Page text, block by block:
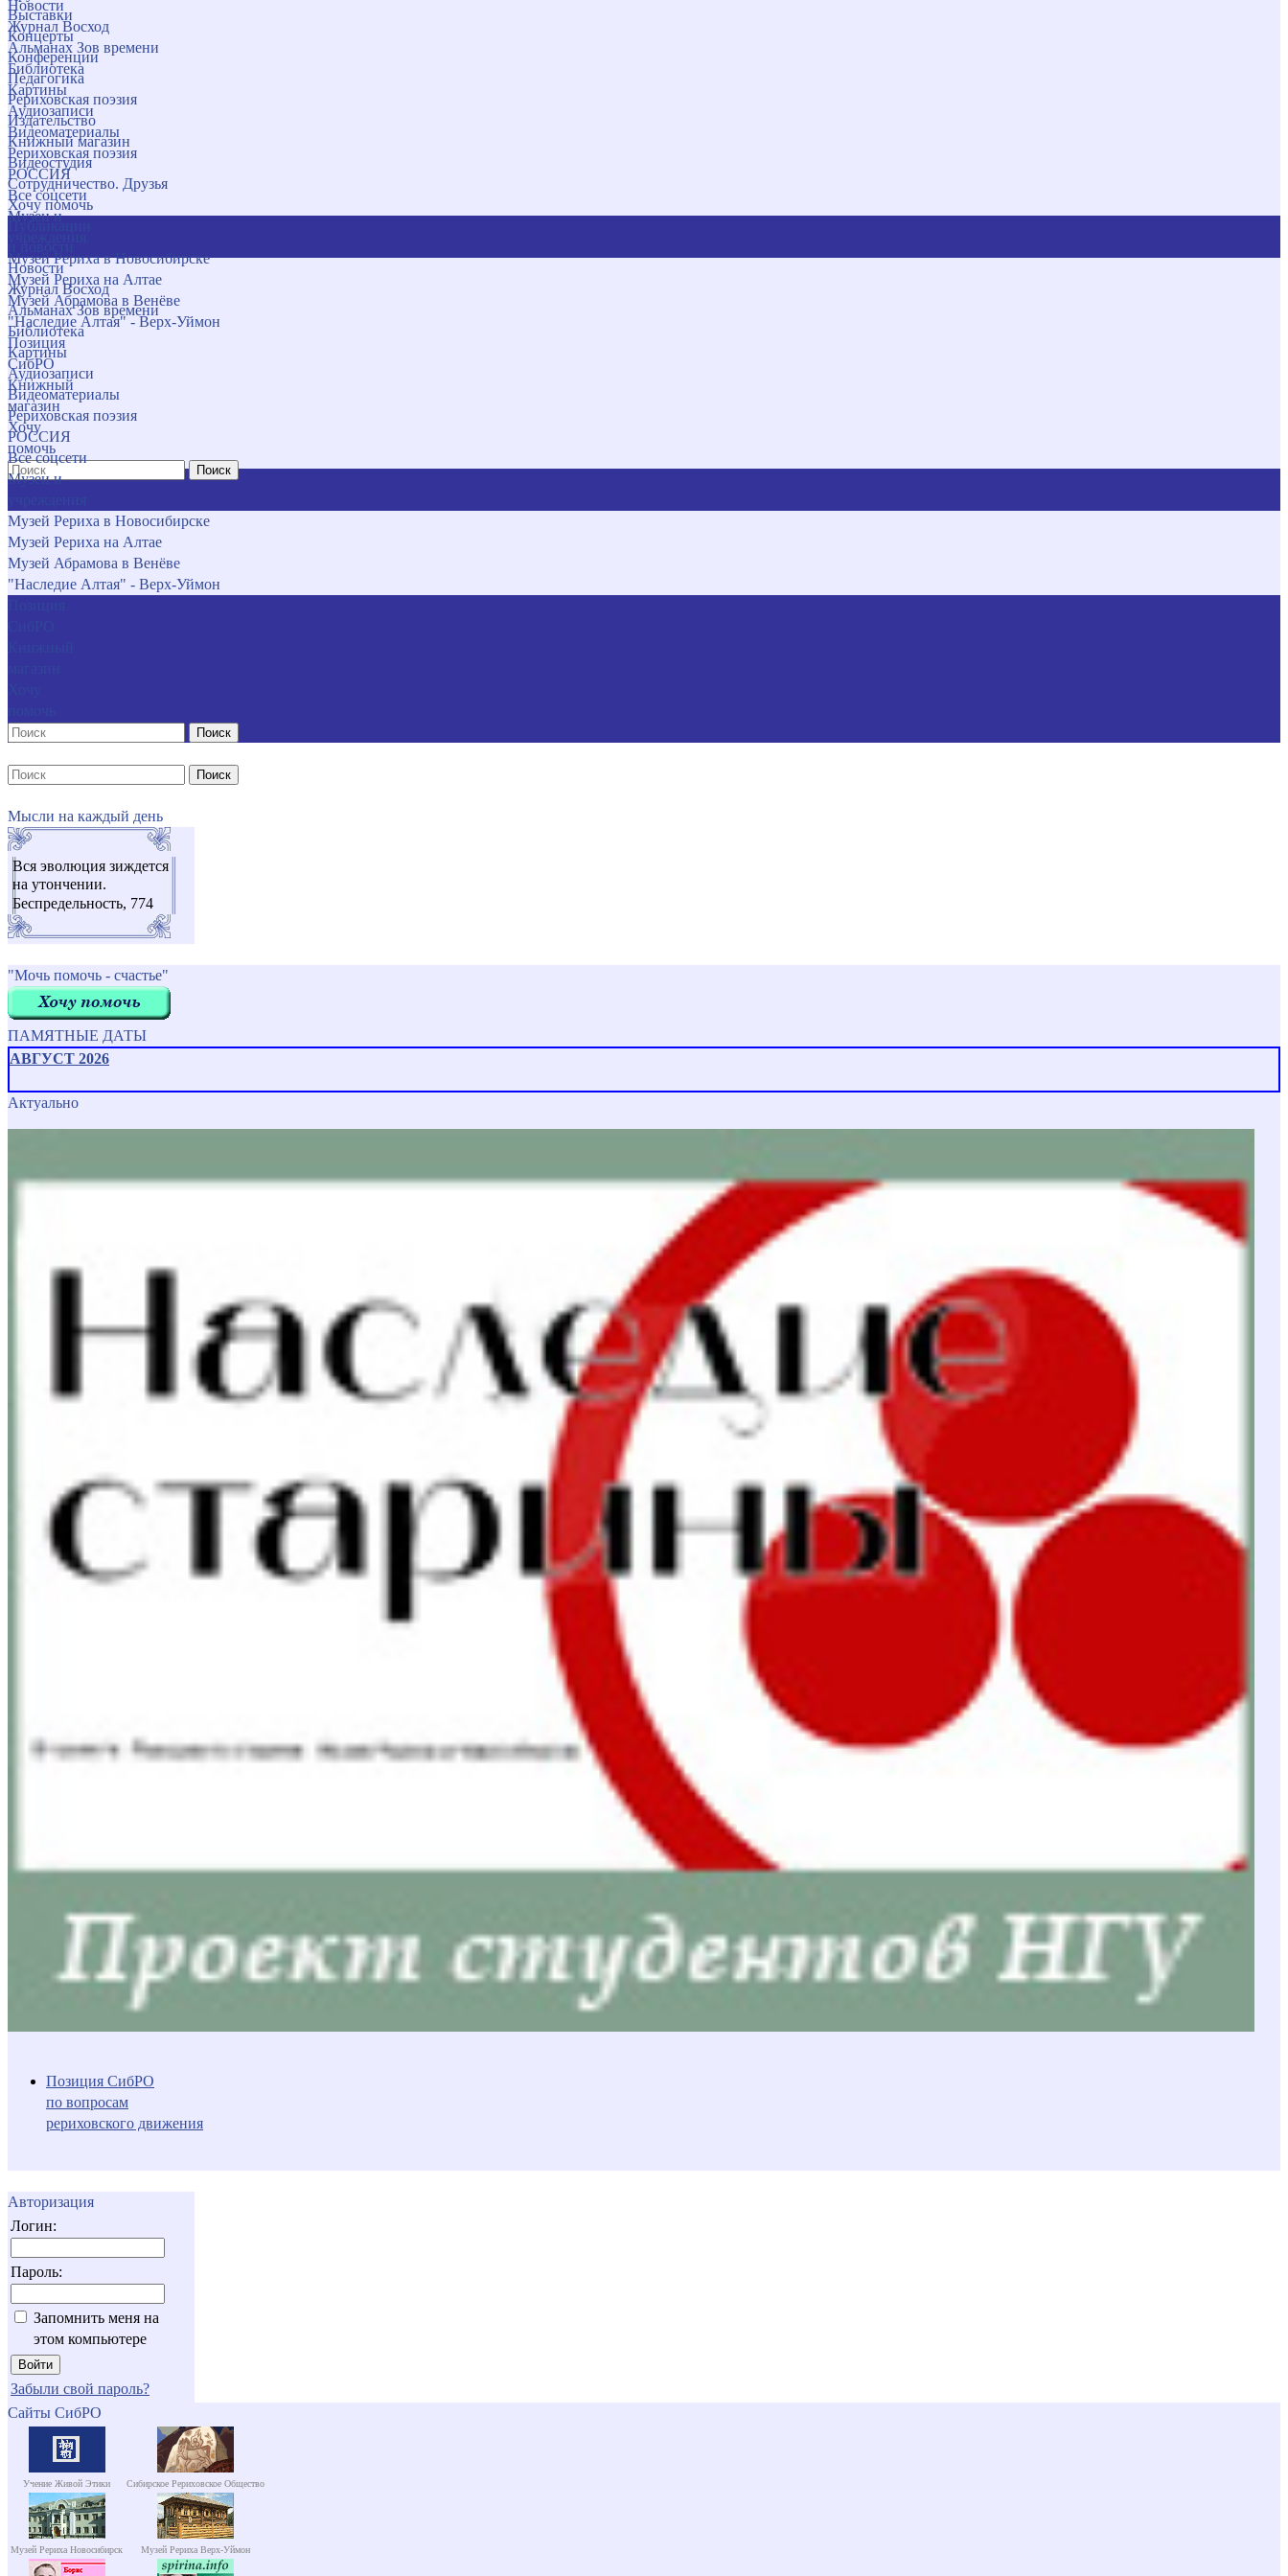
Новости
Журнал Восход
Альманах Зов времени
Библиотека
Картины
Аудиозаписи
Видеоматериалы
Рериховская поэзия
РОССИЯ
Все соцсети
Музеи и
Музей Рериха в Новосибирске
Музей Рериха на Алтае
Музей Абрамова в Венёве
"Наследие Алтая" - Верх-Уймон
Позиция
СибРО
Книжный
магазин
Хочу
помочь
Поиск
Выставки
Концерты
Конференции
Педагогика
Рериховская поэзия
Издательство
Книжный магазин
Видеостудия
Сотрудничество. Друзья
Хочу помочь
Новости
Журнал Восход
Альманах Зов времени
Библиотека
Картины
Аудиозаписи
Видеоматериалы
Рериховская поэзия
РОССИЯ
Все соцсети
Музеи и
Музей Рериха в Новосибирске
Музей Рериха на Алтае
Музей Абрамова в Венёве
"Наследие Алтая" - Верх-Уймон
Поиск
Поиск
Мысли на каждый день
Вся эволюция зиждется
на утончении.
Беспредельность, 774
"Мочь помочь - счастье"
ПАМЯТНЫЕ ДАТЫ
АВГУСТ 2026
Актуально
Позиция СибРО
по вопросам
рериховского движения
Авторизация
Логин:
Пароль:
Запомнить меня на
этом компьютере
Забыли свой пароль?
Сайты СибРО
Учение Живой Этики Сибирское Рериховское Общество
Музей Рериха Новосибирск Музей Рериха Верх-Уймон